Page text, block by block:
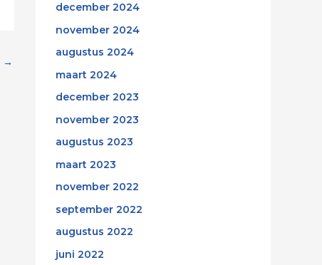
→
december 2024
november 2024
augustus 2024
maart 2024
december 2023
november 2023
augustus 2023
maart 2023
november 2022
september 2022
augustus 2022
juni 2022